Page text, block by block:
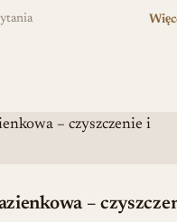
–
– czyszczenie i